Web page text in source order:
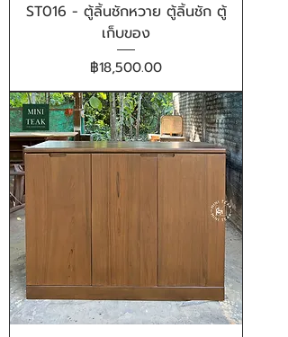
ST016 - ตู้ลิ้นชักหวาย ตู้ลิ้นชัก ตู้
เก็บของ
ราคา
฿18,500.00